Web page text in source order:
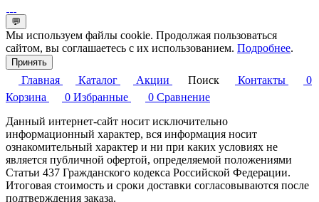
💬
Мы используем файлы cookie. Продолжая пользоваться
сайтом, вы соглашаетесь с их использованием. Подробнее.
Принять
Главная Каталог Акции Поиск Контакты
0
Корзина
0 Избранные 0 Сравнение
Данный интернет-сайт носит исключительно
информационный характер, вся информация носит
ознакомительный характер и ни при каких условиях не
является публичной офертой, определяемой положениями
Статьи 437 Гражданского кодекса Российской Федерации.
Итоговая стоимость и сроки доставки согласовываются после
подтверждения заказа.